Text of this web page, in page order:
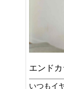
エンド
いつもイ